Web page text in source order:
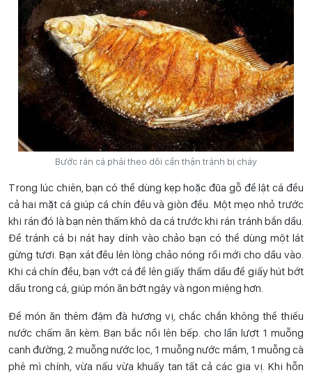
Bước rán cá phải theo dõi cẩn thận tránh bị cháy
Trong lúc chiên, bạn có thể dùng kẹp hoặc đũa gỗ để lật cá đều
cả hai mặt cá giúp cá chín đều và giòn đều. Một mẹo nhỏ trước
khi rán đó là bạn nên thấm khô da cá trước khi rán tránh bắn dầu.
Để tránh cá bị nát hay dính vào chảo bạn có thể dùng một lát
gừng tươi. Bạn xát đều lên lòng chảo nóng rồi mới cho dầu vào.
Khi cá chín đều, bạn vớt cá để lên giấy thấm dầu để giấy hút bớt
dầu trong cá, giúp món ăn bớt ngậy và ngon miệng hơn.
Để món ăn thêm đậm đà hương vị, chắc chắn không thể thiếu
nước chấm ăn kèm. Bạn bắc nồi lên bếp. cho lần lượt 1 muỗng
canh đường, 2 muỗng nước lọc, 1 muỗng nước mắm, 1 muỗng cà
phê mì chính, vừa nấu vừa khuấy tan tất cả các gia vị. Khi hỗn